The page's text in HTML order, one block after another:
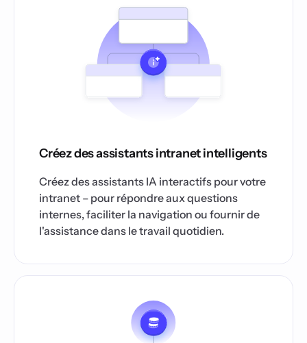
Créez des assistants intranet intelligents
Créez des assistants IA interactifs pour votre
intranet – pour répondre aux questions
internes, faciliter la navigation ou fournir de
l'assistance dans le travail quotidien.